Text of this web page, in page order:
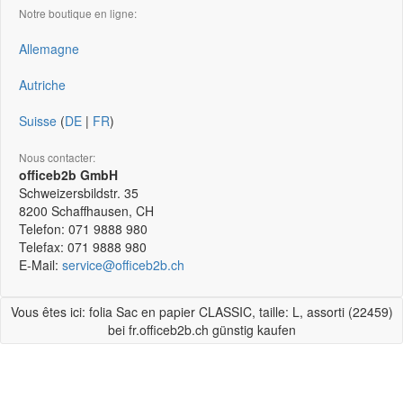
Notre boutique en ligne:
Allemagne
Autriche
Suisse (DE | FR)
Nous contacter:
officeb2b GmbH
Schweizersbildstr. 35
8200 Schaffhausen, CH
Telefon: 071 9888 980
Telefax: 071 9888 980
E-Mail: service@officeb2b.ch
Vous êtes ici: folia Sac en papier CLASSIC, taille: L, assorti (22459)
bei fr.officeb2b.ch günstig kaufen